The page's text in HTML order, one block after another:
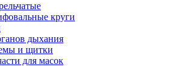
круги
дыхания
и щитки
для масок